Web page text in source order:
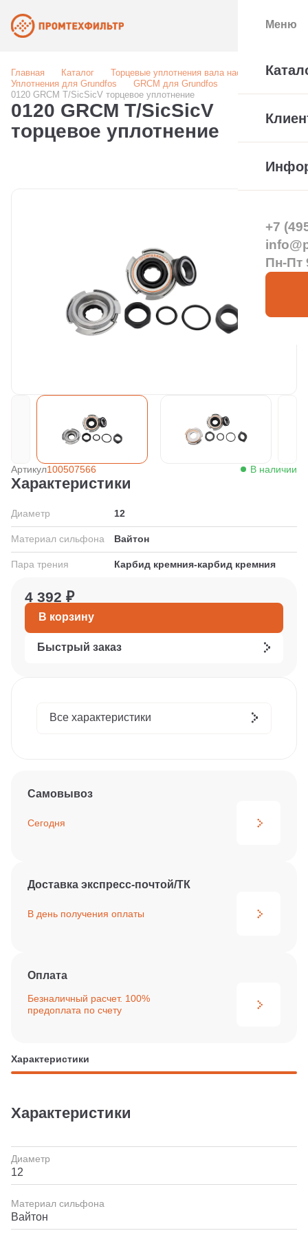
Главная Каталог
Торцевые уплотнения вала насоса
Уплотнения для Grundfos
GRCM для Grundfos
0120 GRCM T/SicSicV торцевое уплотнение
0120 GRCM T/SicSicV
торцевое уплотнение
Артикул100507566 В наличии
Характеристики
Диаметр 12
Материал сильфона Вайтон
Пара трения Карбид кремния-карбид кремния
4 392 ₽
В корзину
Быстрый заказ
Все характеристики
Самовывоз
Сегодня
Доставка экспресс-почтой/ТК
В день получения оплаты
Оплата
Безналичный расчет. 100%
предоплата по счету
Характеристики
Характеристики
Диаметр
12
Материал сильфона
Вайтон
Меню
+7
Пн-Пт